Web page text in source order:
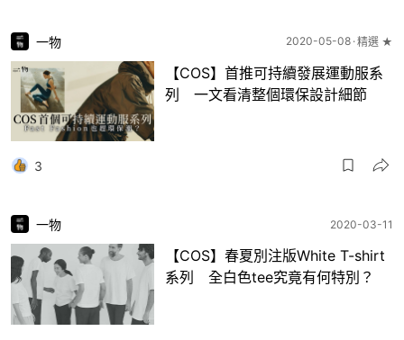
一物 2020-05-08 精選 ★
【COS】首推可持續發展運動服系
列 一文看清整個環保設計細節
3
一物 2020-03-11
【COS】春夏別注版White T-shirt
系列 全白色tee究竟有何特別？